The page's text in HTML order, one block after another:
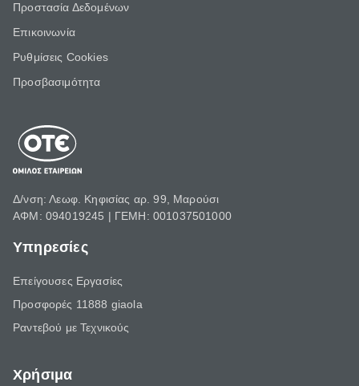
Προστασία Δεδομένων
Επικοινωνία
Ρυθμίσεις Cookies
Προσβασιμότητα
Δ/νση: Λεωφ. Κηφισίας αρ. 99, Μαρούσι
ΑΦΜ: 094019245 | ΓΕΜΗ: 001037501000
Υπηρεσίες
Επείγουσες Εργασίες
Προσφορές 11888 giaola
Ραντεβού με Τεχνικούς
Χρήσιμα